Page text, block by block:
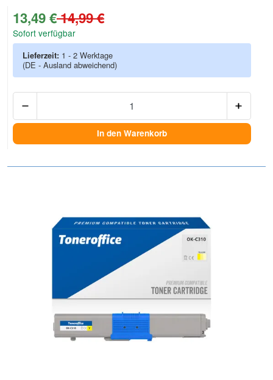
13,49 €14,99 €
Sofort verfügbar
Lieferzeit: 1 - 2 Werktage
(DE - Ausland abweichend)
In den Warenkorb